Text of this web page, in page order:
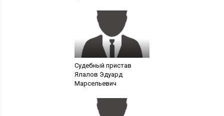
Судебный пристав
Ялалов Эдуард
Марсельевич